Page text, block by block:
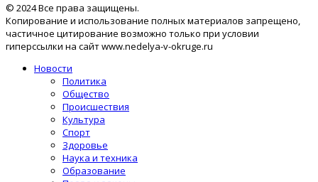
© 2024 Все права защищены.
Копирование и использование полных материалов запрещено,
частичное цитирование возможно только при условии
гиперссылки на сайт www.nedelya-v-okruge.ru
Новости
Политика
Общество
Происшествия
Культура
Спорт
Здоровье
Наука и техника
Образование